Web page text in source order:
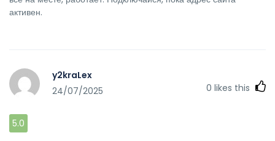
активен.
y2kraLex
24/07/2025
0 likes this
5.0